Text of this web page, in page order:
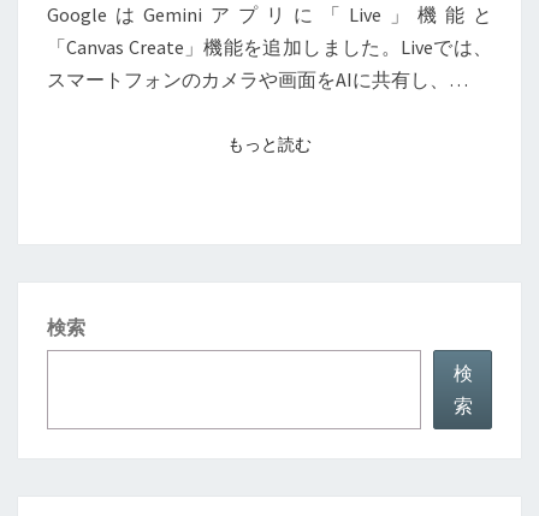
共
有
と
覚
テ
GoogleはGeminiアプリに「Live」機能と
「Canvas Create」機能を追加しました。Liveでは、
スマートフォンのカメラや画面をAIに共有し、…
もっと読むもっと読む
検索
検
索